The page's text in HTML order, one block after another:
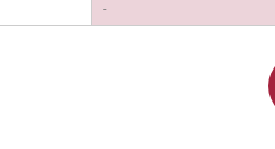
-